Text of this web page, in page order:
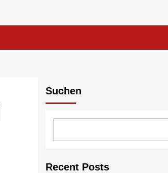
Suchen
Recent Posts